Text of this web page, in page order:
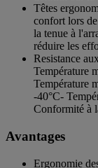
Têtes
confort lors
la tenue à
réduire les
Resistance
Température
Température
-40°C-
Conformité à
Avantages
Ergonomie